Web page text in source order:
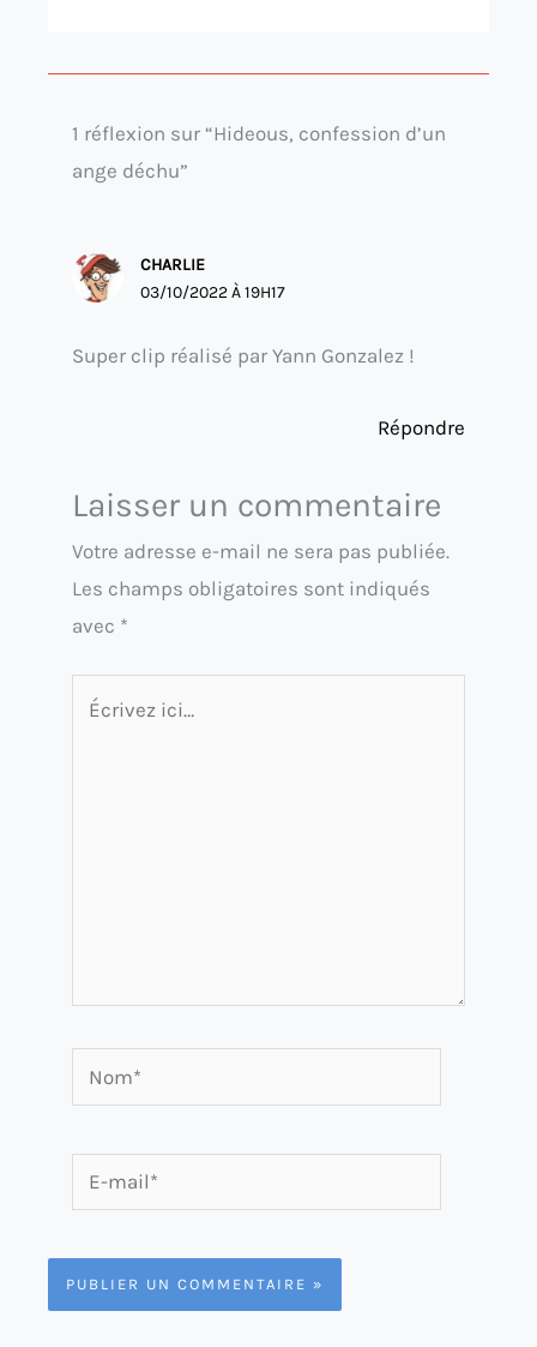
1 réflexion sur “Hideous, confession d’un
ange déchu”
CHARLIE
03/10/2022 À 19H17
Super clip réalisé par Yann Gonzalez !
Répondre
Laisser un commentaire
Votre adresse e-mail ne sera pas publiée.
Les champs obligatoires sont indiqués
avec *
Écrivez
Nom*
mail*